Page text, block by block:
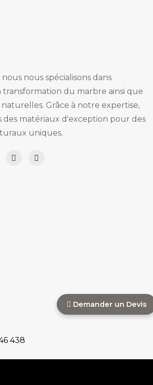
nous spécialisons dans
transformation du marbre ainsi que
Grâce à notre expertise,
des matériaux d'exception pour des
uniques.
438
Demander un Devis